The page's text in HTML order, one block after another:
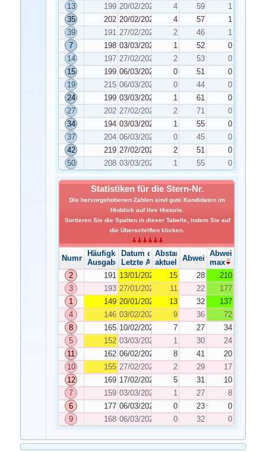
13
199 20/02/2026 4 59
1
35
202 20/02/2026 4 57
1
39
191 27/02/2026 2 46
1
7
198 03/03/2026 1 52
0
14
197 27/02/2026 2 53
0
15
199 06/03/2026 0 51
0
19
215 06/03/2026 0 44
0
24
199 03/03/2026 1 61
0
27
202 27/02/2026 2 71
0
34
194 03/03/2026 1 55
0
37
204 06/03/2026 0 45
0
42
219 27/02/2026 2 51
0
50
208 03/03/2026 1 55 0
Statistiken für die Stern-Nr.
Die hervorgehobenen Zahlen sind gute Kandidaten im
Hinblick auf ihre Historie.
Sortieren Sie die Spalten in dieser Tabelle, indem Sie auf
die Überschriften klicken.
Nummer
Häufigkeit der Ausgabe
Ausgabe
Datum der Ausgabe
Letzte Ausgabe
Abstand
aktuelleAbweichung
Abweichung
max
2
191 13/01/2026 15 28
210
3
193 27/01/2026 11 22
177
1
149 20/01/2026 13 32
137
4
146 03/02/2026 9 36
72
8
165 10/02/2026 7 27
34
5
152 03/03/2026 1 30
24
11
162 06/02/2026 8 41
20
10
155 27/02/2026 2 29
17
12
169 17/02/2026 5 31
10
7
159 03/03/2026 1 27
8
6
177 06/03/2026 0 23
0
9
168 06/03/2026 0 32 0